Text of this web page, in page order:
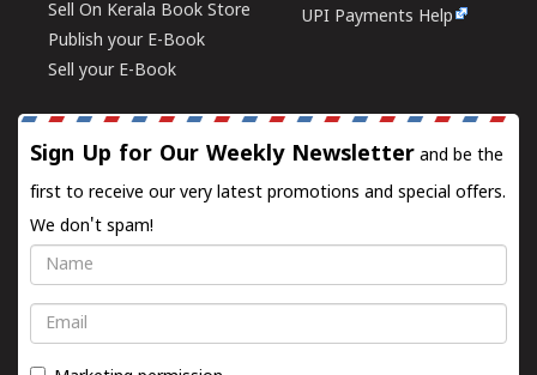
Sell On Kerala Book Store
Publish your E-Book
Sell your E-Book
UPI Payments Help
Sign Up for Our Weekly Newsletter and be the
first to receive our very latest promotions and special offers.
We don't spam!
Name
Email